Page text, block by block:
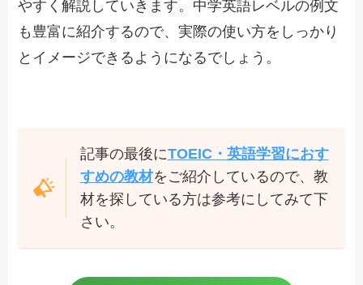
やすく解説していきます。中学英語レベルの例文
も豊富に紹介するので、実際の使い方をしっかり
とイメージできるようになるでしょう。
記事の最後にTOEIC・英語学習におす
すめの教材をご紹介しているので、教
材を探している方は参考にしてみて下
さい。